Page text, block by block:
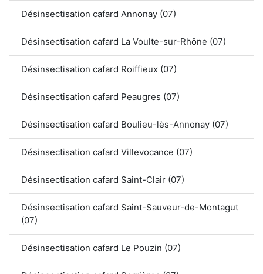
Désinsectisation cafard Annonay (07)
Désinsectisation cafard La Voulte-sur-Rhône (07)
Désinsectisation cafard Roiffieux (07)
Désinsectisation cafard Peaugres (07)
Désinsectisation cafard Boulieu-lès-Annonay (07)
Désinsectisation cafard Villevocance (07)
Désinsectisation cafard Saint-Clair (07)
Désinsectisation cafard Saint-Sauveur-de-Montagut
(07)
Désinsectisation cafard Le Pouzin (07)